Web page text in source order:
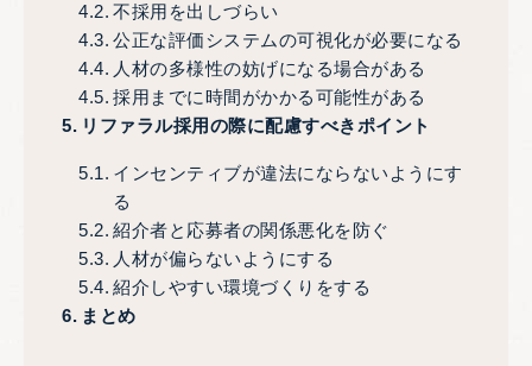
不採用を出しづらい
公正な評価システムの可視化が必要になる
人材の多様性の妨げになる場合がある
採用までに時間がかかる可能性がある
リファラル採用の際に配慮すべきポイント
インセンティブが違法にならないようにす
る
紹介者と応募者の関係悪化を防ぐ
人材が偏らないようにする
紹介しやすい環境づくりをする
まとめ